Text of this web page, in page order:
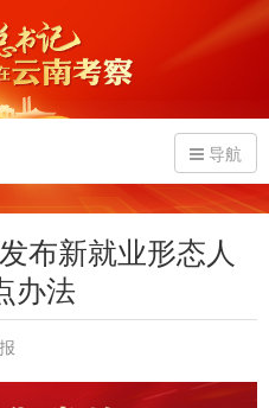
导航
布新就业形态人
办法